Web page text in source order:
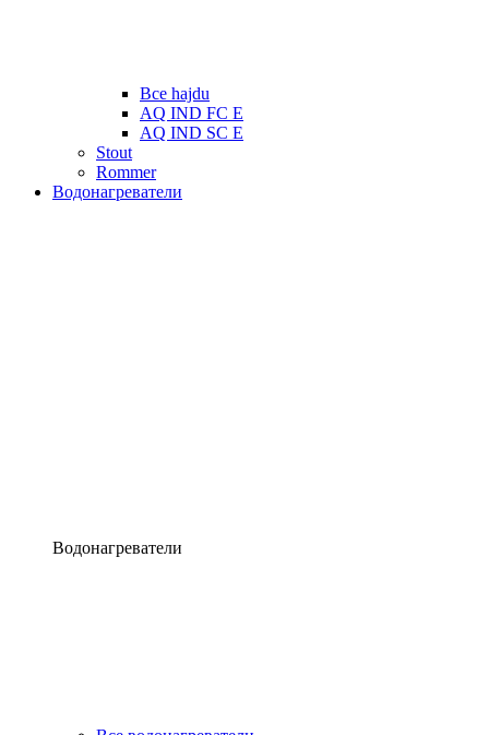
Все hajdu
AQ IND FC E
AQ IND SC E
Stout
Rommer
Водонагреватели
Водонагреватели